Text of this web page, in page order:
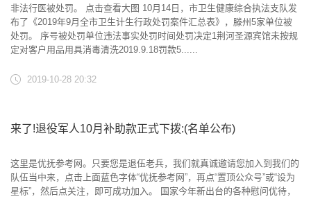
非法行医被处罚。 点击查看大图 10月14日，市卫生健康综合执法支队发
布了《2019年9月全市卫生计生行政处罚案件汇总表》，滕州5家单位被
处罚。 序号被处罚单位违法事实处罚时间处罚决定1荆河圣源宾馆未按规
定对客户用品用具消毒清洗2019.9.18罚款5......
2019-10-28 20:32
来了!退役军人10月补助款正式下拨:(名单公布)
这里是优抚参考网。只要您是退伍老兵，我们就真诚邀请您加入到我们的
队伍当中来，点击上面蓝色字体“优抚参考网”，再点“置顶公众号”或“设为
星标”，然后点关注，即可成功加入。 国家今年新出台的各种慰问优待，